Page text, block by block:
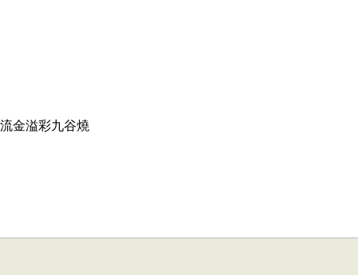
流金溢彩九谷燒